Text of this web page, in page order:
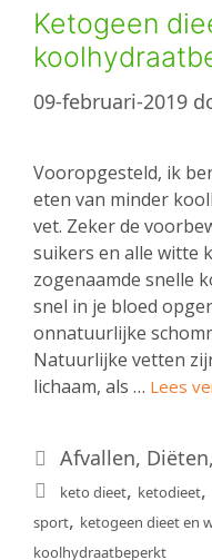
Ketogeen
09-februari-2019
Vooropgesteld, ik
eten van minder
vet. Zeker de
suikers en alle witte
zogenaamde snelle
snel in je bloed
onnatuurlijke
Natuurlijke vetten
lichaam, als … Lees
Categorieën
Afvallen, Diëten,
Tags
keto dieet, ketodieet,
sport, ketogeen dieet en
koolhydraatbeperkt